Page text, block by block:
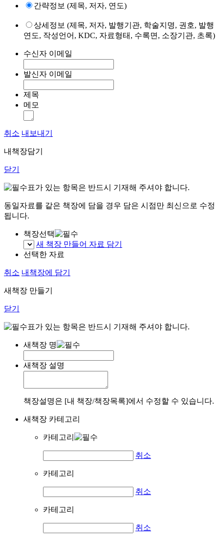
간략정보 (제목, 저자, 연도)
상세정보 (제목, 저자, 발행기관, 학술지명, 권호, 발행
연도, 작성언어, KDC, 자료형태, 수록면, 소장기관, 초록)
수신자 이메일
발신자 이메일
제목
메모
취소 내보내기
내책장담기
닫기
표가 있는 항목은 반드시 기재해 주셔야 합니다.
동일자료를 같은 책장에 담을 경우 담은 시점만 최신으로 수정
됩니다.
책장선택
새 책장 만들어 자료 담기
선택한 자료
취소 내책장에 담기
새책장 만들기
닫기
표가 있는 항목은 반드시 기재해 주셔야 합니다.
새책장 명
새책장 설명
책장설명은 [내 책장/책장목록]에서 수정할 수 있습니다.
새책장 카테고리
카테고리
취소
카테고리
취소
카테고리
취소